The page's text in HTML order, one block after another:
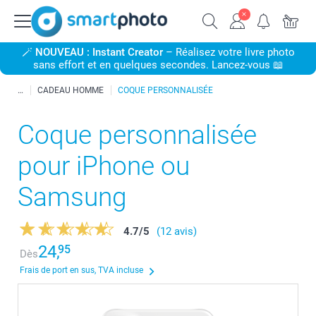
🪄 NOUVEAU : Instant Creator– Réalisez votre livre photo
sans effort et en quelques secondes. Lancez-vous 📖
CADEAU HOMME COQUE PERSONNALISÉE
Coque personnalisée
pour iPhone ou
Samsung
4.7/5
(12 avis)
Dès24,95
Frais de port en sus, TVA incluse